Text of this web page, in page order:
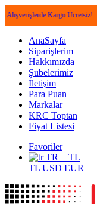
Kargo Ücretsiz! •
AnaSayfa
Siparişlerim
Hakkımızda
Şubelerimiz
İletişim
Para Puan
Markalar
KRC Toptan
Fiyat Listesi
Favoriler
TR − TL
TL USD EUR